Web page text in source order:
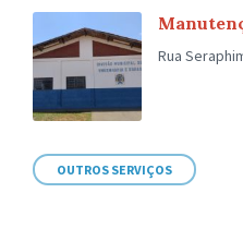
Rua
OUTROS SERVIÇOS